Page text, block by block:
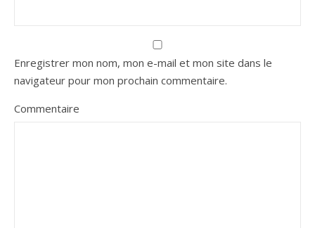
Enregistrer mon nom, mon e-mail et mon site dans le
navigateur pour mon prochain commentaire.
Commentaire